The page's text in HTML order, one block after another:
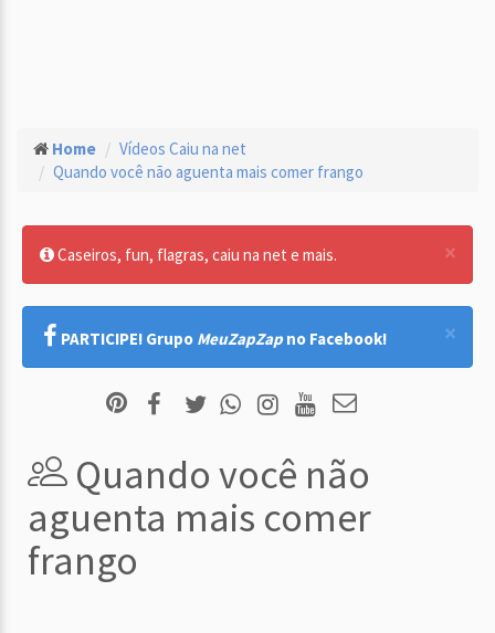
Home
Vídeos Caiu na net
Quando você não aguenta mais comer frango
×
Caseiros, fun, flagras, caiu na net e mais.
×
PARTICIPE! Grupo MeuZapZap no Facebook!
Quando você não
aguenta mais comer
frango